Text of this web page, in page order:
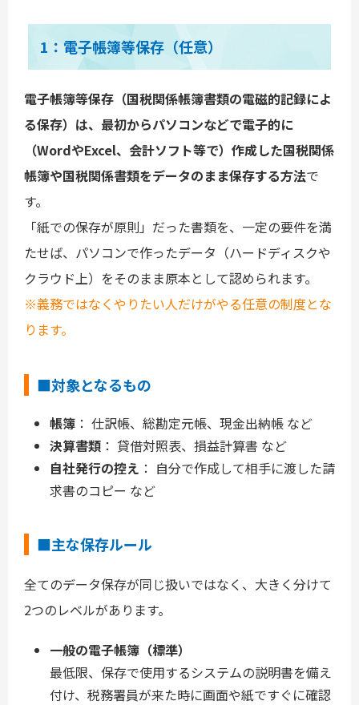
1：電子帳簿等保存（任意）
電子帳簿等保存（国税関係帳簿書類の電磁的記録によ
る保存）は、最初からパソコンなどで電子的に
（WordやExcel、会計ソフト等で）作成した国税関係
帳簿や国税関係書類をデータのまま保存する方法で
す。
「紙での保存が原則」だった書類を、一定の要件を満
たせば、パソコンで作ったデータ（ハードディスクや
クラウド上）をそのまま原本として認められます。
※義務ではなくやりたい人だけがやる任意の制度とな
ります。
■対象となるもの
帳簿 ： 仕訳帳、総勘定元帳、現金出納帳 など
決算書類 ： 貸借対照表、損益計算書 など
自社発行の控え ： 自分で作成して相手に渡した請
求書のコピー など
■主な保存ルール
全てのデータ保存が同じ扱いではなく、大きく分けて
2つのレベルがあります。
一般の電子帳簿（標準）
最低限、保存で使用するシステムの説明書を備え
付け、税務署員が来た時に画面や紙ですぐに確認